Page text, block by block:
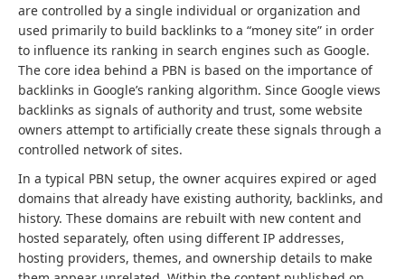
are controlled by a single individual or organization and
used primarily to build backlinks to a “money site” in order
to influence its ranking in search engines such as Google.
The core idea behind a PBN is based on the importance of
backlinks in Google’s ranking algorithm. Since Google views
backlinks as signals of authority and trust, some website
owners attempt to artificially create these signals through a
controlled network of sites.
In a typical PBN setup, the owner acquires expired or aged
domains that already have existing authority, backlinks, and
history. These domains are rebuilt with new content and
hosted separately, often using different IP addresses,
hosting providers, themes, and ownership details to make